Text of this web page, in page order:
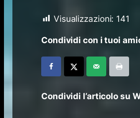
Visualizzazioni: 141
Condividi con i tuoi
Condividi l’articolo su